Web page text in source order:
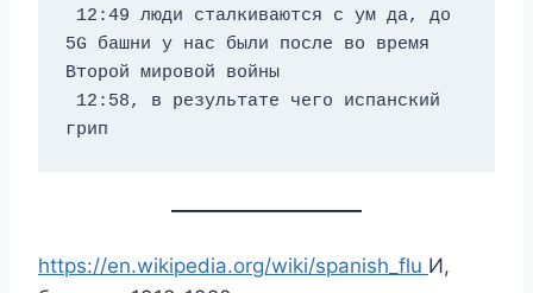
5G башни у нас были после во время
Второй мировой войны
грип
https://en.wikipedia.org/wiki/spanish_flu И,